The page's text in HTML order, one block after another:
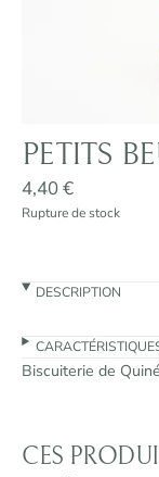
PETITS
4,40€
Rupture de stock
DESCRIPTION
Biscuiterie de
CES